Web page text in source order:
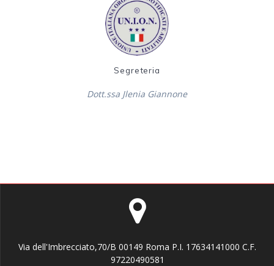
Segreteria
Dott.ssa Jlenia Giannone
Via dell'Imbrecciato,70/B 00149 Roma P.I. 17634141000 C.F.
97220490581